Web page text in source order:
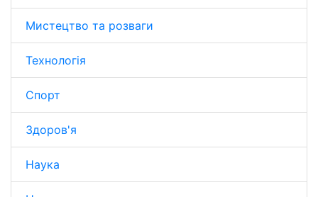
Мистецтво та розваги
Технологія
Спорт
Здоров'я
Наука